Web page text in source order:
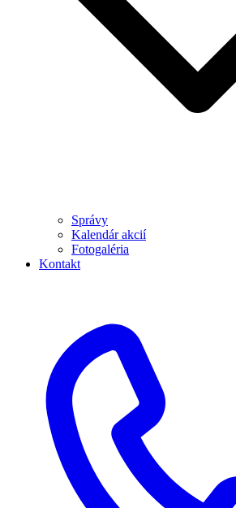
Správy
Kalendár akcií
Fotogaléria
Kontakt